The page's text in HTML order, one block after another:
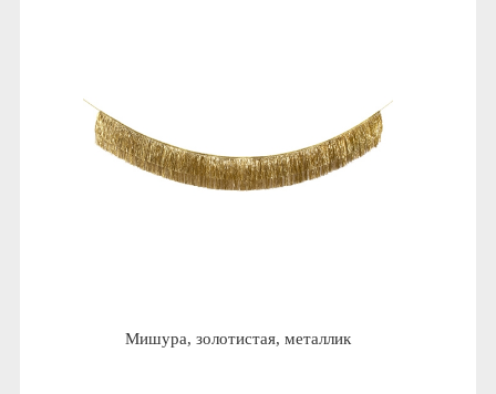
Мишура, золотистая, металлик